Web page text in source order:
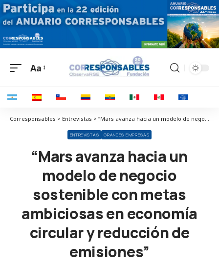
Aa
Corresponsables > Entrevistas > “Mars avanza hacia un modelo de negocio sostenible con metas ambiciosas en economía circular y reducción de emisiones”
ENTREVISTAS GRANDES EMPRESAS
“Mars avanza hacia un
modelo de negocio
sostenible con metas
ambiciosas en economía
circular y reducción de
emisiones”